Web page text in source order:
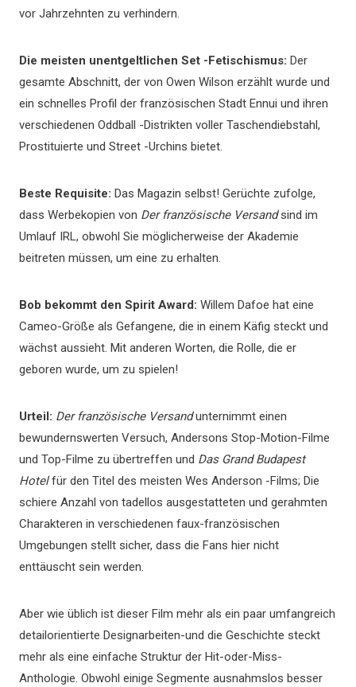
vor Jahrzehnten zu verhindern.
Die meisten unentgeltlichen Set -Fetischismus: Der
gesamte Abschnitt, der von Owen Wilson erzählt wurde und
ein schnelles Profil der französischen Stadt Ennui und ihren
verschiedenen Oddball -Distrikten voller Taschendiebstahl,
Prostituierte und Street -Urchins bietet.
Beste Requisite: Das Magazin selbst! Gerüchte zufolge,
dass Werbekopien von Der französische Versandsind im
Umlauf IRL, obwohl Sie möglicherweise der Akademie
beitreten müssen, um eine zu erhalten.
Bob bekommt den Spirit Award: Willem Dafoe hat eine
Cameo-Größe als Gefangene, die in einem Käfig steckt und
wächst aussieht. Mit anderen Worten, die Rolle, die er
geboren wurde, um zu spielen!
Urteil: Der französische Versandunternimmt einen
bewundernswerten Versuch, Andersons Stop-Motion-Filme
und Top-Filme zu übertreffen und Das Grand Budapest
Hotelfür den Titel des meisten Wes Anderson -Films; Die
schiere Anzahl von tadellos ausgestatteten und gerahmten
Charakteren in verschiedenen faux-französischen
Umgebungen stellt sicher, dass die Fans hier nicht
enttäuscht sein werden.
Aber wie üblich ist dieser Film mehr als ein paar umfangreich
detailorientierte Designarbeiten-und die Geschichte steckt
mehr als eine einfache Struktur der Hit-oder-Miss-
Anthologie. Obwohl einige Segmente ausnahmslos besser